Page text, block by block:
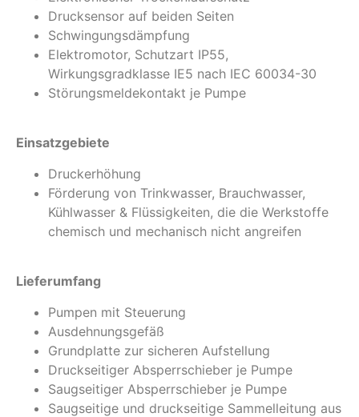
Drucksensor auf beiden Seiten
Schwingungsdämpfung
Elektromotor, Schutzart IP55,
Wirkungsgradklasse IE5 nach IEC 60034-30
Störungsmeldekontakt je Pumpe
Einsatzgebiete
Druckerhöhung
Förderung von Trinkwasser, Brauchwasser,
Kühlwasser & Flüssigkeiten, die die Werkstoffe
chemisch und mechanisch nicht angreifen
Lieferumfang
Pumpen mit Steuerung
Ausdehnungsgefäß
Grundplatte zur sicheren Aufstellung
Druckseitiger Absperrschieber je Pumpe
Saugseitiger Absperrschieber je Pumpe
Saugseitige und druckseitige Sammelleitung aus